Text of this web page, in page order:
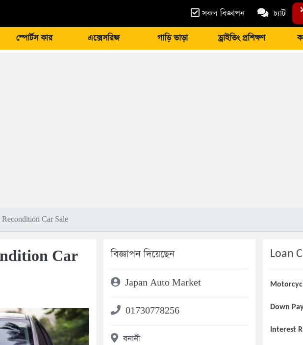
সকল বিজ্ঞাপন চ্যাট
স্পোর্টস কার এক্সেসরিজ গাড়ি ভাড়া ড্রাইভিং প্রশিক্ষণ
Car Sale
Car
বিজ্ঞাপন দিয়েছেন
Japan Auto Market
01730778256
বনানী
Loan
Down
Interest